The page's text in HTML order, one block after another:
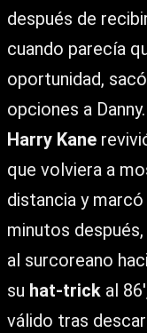
después de
cuando parecía
oportunidad,
opciones a
Harry Kane
que volviera a
distancia y
minutos después,
al surcoreano
su hat-trick al
válido tras